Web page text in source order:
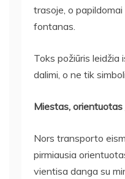
trasoje, o
fontanas.
Toks požiūris leidžia
dalimi, o ne tik
Miestas, orientuotas
Nors transporto
pirmiausia
vientisa danga su